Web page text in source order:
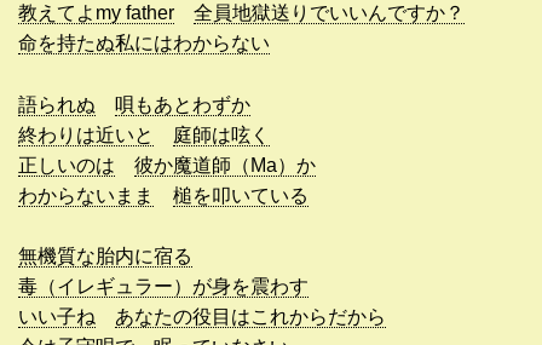
教えてよmy father
全員地獄送りでいいんですか？
命を持たぬ私にはわからない
語られぬ
唄もあとわずか
終わりは近いと
庭師は呟く
正しいのは
彼か魔道師（Ma）か
わからないまま
槌を叩いている
無機質な胎内に宿る
毒（イレギュラー）が身を震わす
いい子ね
あなたの役目はこれからだから